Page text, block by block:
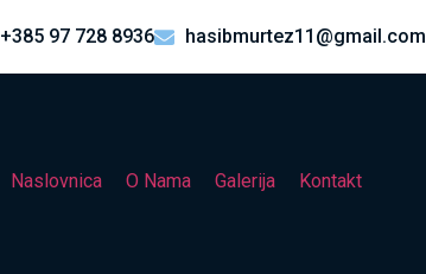
+385 97 728 8936 hasibmurtez11@gmail.com
Naslovnica O Nama Galerija Kontakt